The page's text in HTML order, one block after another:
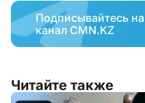
Подписывайтесь
канал CMN.KZ
Читайте также